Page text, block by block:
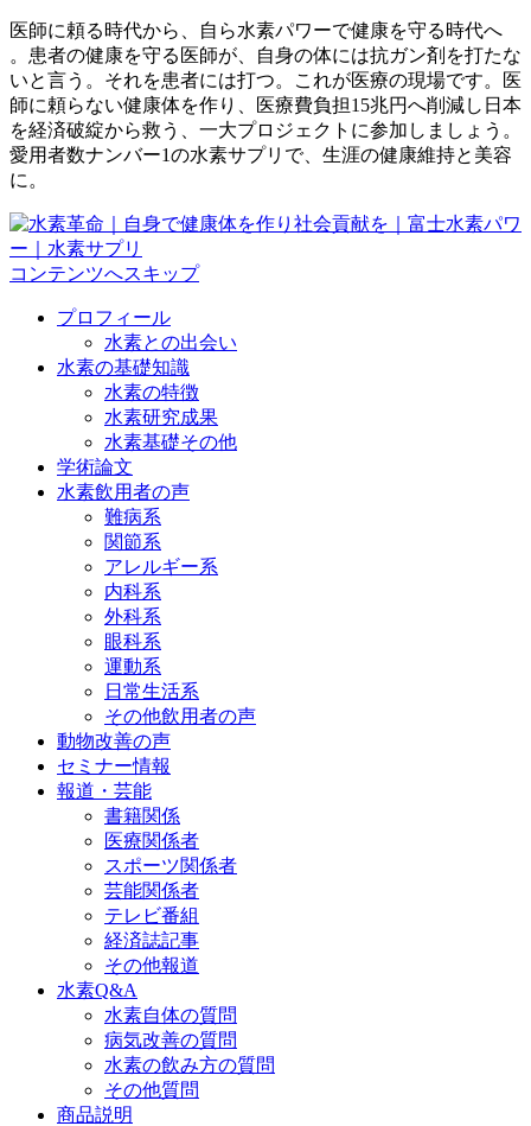
医師に頼る時代から、自ら水素パワーで健康を守る時代へ
。患者の健康を守る医師が、自身の体には抗ガン剤を打たな
いと言う。それを患者には打つ。これが医療の現場です。医
師に頼らない健康体を作り、医療費負担15兆円へ削減し日本
を経済破綻から救う、一大プロジェクトに参加しましょう。
愛用者数ナンバー1の水素サプリで、生涯の健康維持と美容
に。
コンテンツへスキップ
プロフィール
水素との出会い
水素の基礎知識
水素の特徴
水素研究成果
水素基礎その他
学術論文
水素飲用者の声
難病系
関節系
アレルギー系
内科系
外科系
眼科系
運動系
日常生活系
その他飲用者の声
動物改善の声
セミナー情報
報道・芸能
書籍関係
医療関係者
スポーツ関係者
芸能関係者
テレビ番組
経済誌記事
その他報道
水素Q&A
水素自体の質問
病気改善の質問
水素の飲み方の質問
その他質問
商品説明